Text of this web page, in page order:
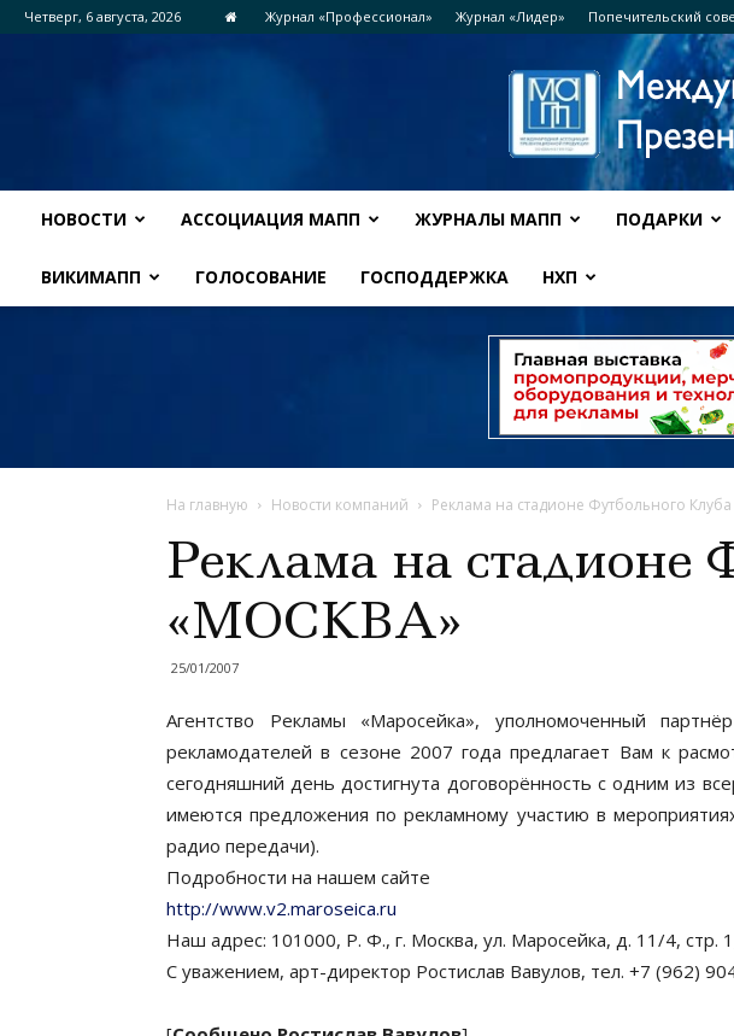
Четверг, 6 августа, 2026 Журнал «Профессионал» Журнал «Лидер» Попечительский
НОВОСТИ АССОЦИАЦИЯ МАПП ЖУРНАЛЫ МАПП ПОДАРКИ
ВИКИМАПП ГОЛОСОВАНИЕ ГОСПОДДЕРЖКА НХП
На главную Новости компаний Реклама на стадионе Футбольного
Реклама на стадионе
«МОСКВА»
25/01/2007
Агентство Рекламы «Маросейка», уполномоченный
рекламодателей в сезоне 2007 года предлагает Вам к
сегодняшний день достигнута договорённость с одним из
имеются предложения по рекламному участию в
радио передачи).
Подробности на нашем сайте
http://www.v2.maroseica.ru
Наш адрес: 101000, Р. Ф., г. Москва, ул. Маросейка, д. 11/4, стр.
С уважением, арт-директор Ростислав Вавулов, тел. +7 (962)